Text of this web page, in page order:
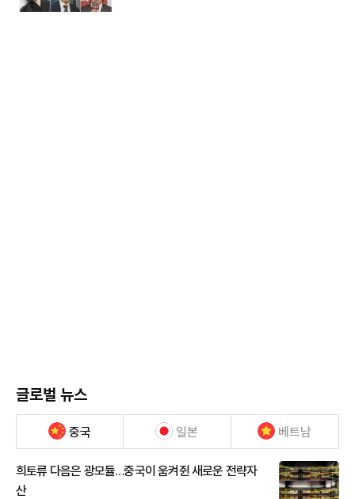
글로벌 뉴스
중국 일본 베트남
희토류 다음은 광모듈…중국이 움켜쥔 새로운 전략자
산